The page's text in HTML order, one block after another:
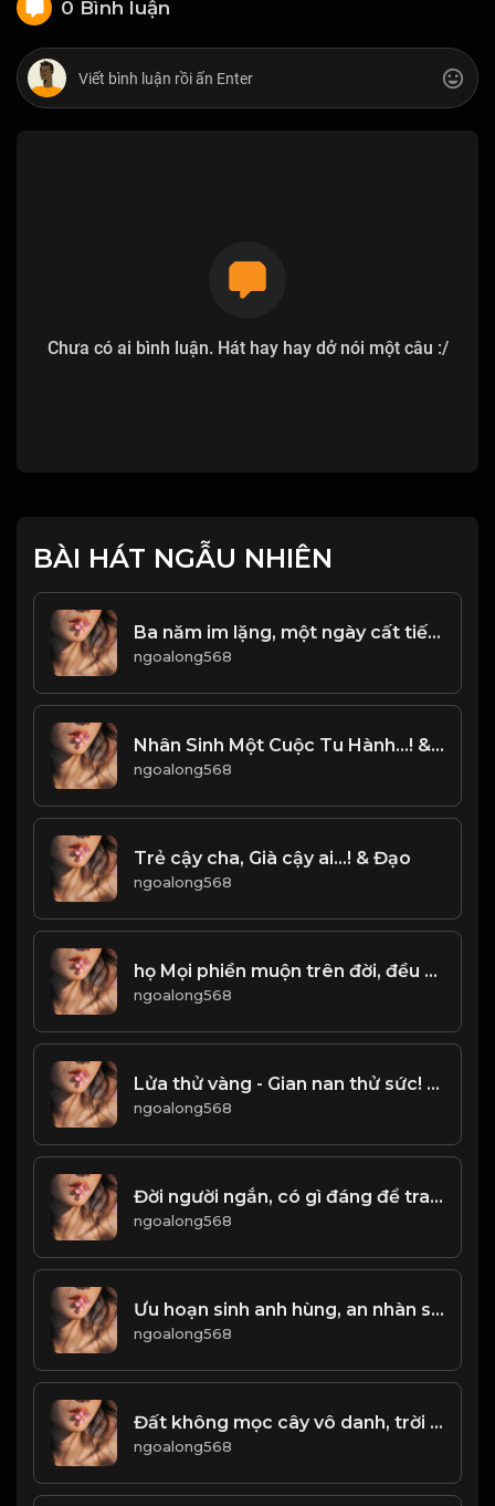
0 Bình luận
Chưa có ai bình luận. Hát hay hay dở nói một câu :/
BÀI HÁT NGẪU NHIÊN
Ba năm im lặng, một ngày cất tiếng gáy kinh động cả thiên hạ & Đao
ngoalong568
Nhân Sinh Một Cuộc Tu Hành...! & ĐẠO
ngoalong568
Trẻ cậy cha, Già cậy ai...! & Đạo
ngoalong568
họ Mọi phiền muộn trên đời, đều bắt nguồn từ nội tâm. Và khi tâm đã an, thì đời ắt sẽ thuận lợi! Đạo
ngoalong568
Lửa thử vàng - Gian nan thử sức! & Đạo
ngoalong568
Đời người ngắn, có gì đáng để tranh đâu! Đạo
ngoalong568
Ưu hoạn sinh anh hùng, an nhàn sinh kẻ tầm thường! & Đạo
ngoalong568
Đất không mọc cây vô danh, trời không sinh người vô dụng! Đạo
ngoalong568